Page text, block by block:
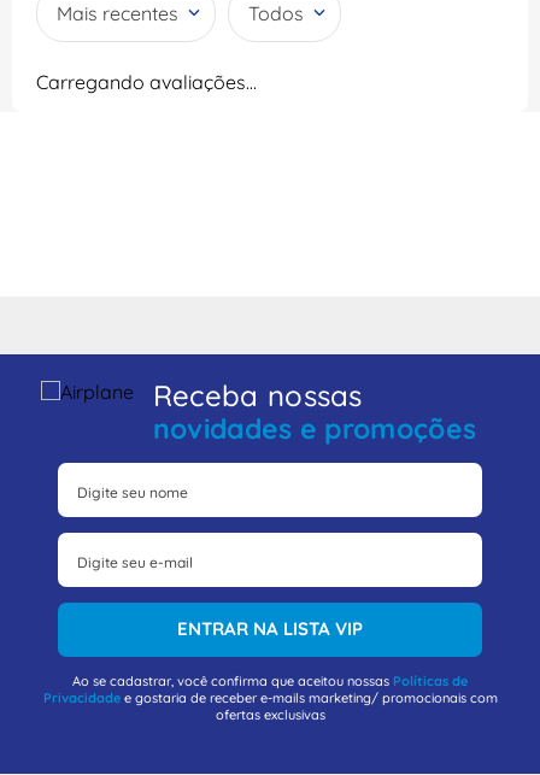
Mais recentes Todos
Carregando avaliações…
Receba nossas
novidades e promoções
ENTRAR NA LISTA VIP
Ao se cadastrar, você confirma que aceitou nossas Políticas de
Privacidadee gostaria de receber e-mails marketing/ promocionais com
ofertas exclusivas